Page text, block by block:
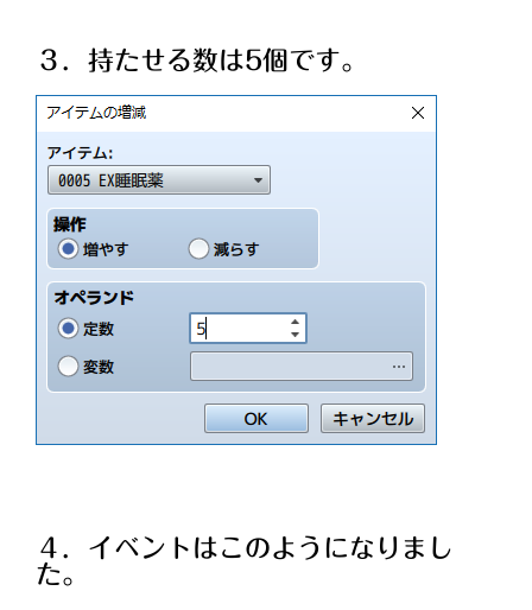
３．持たせる数は5個です。
４．イベントはこのようになりまし
た。